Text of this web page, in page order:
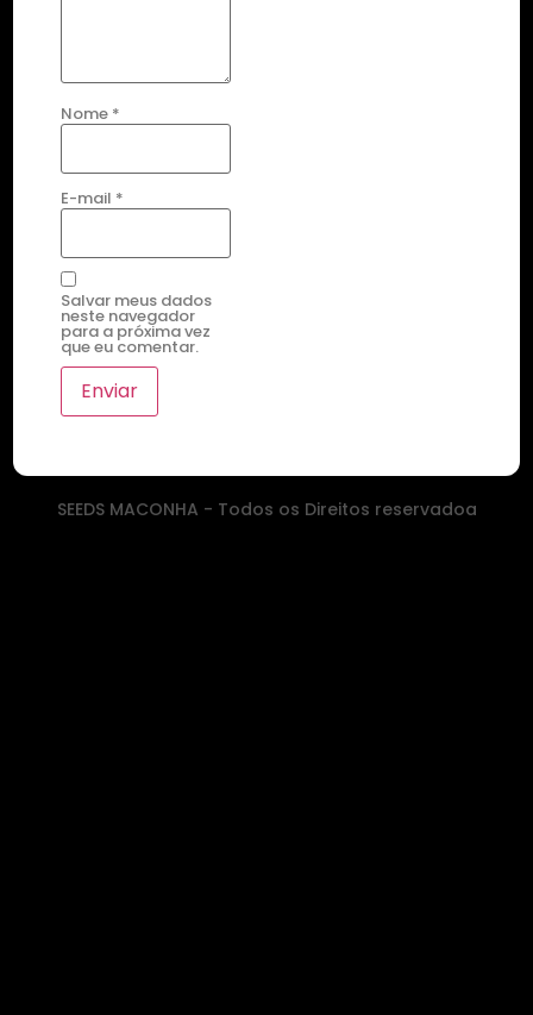
Nome *
E-mail *
Salvar meus dados
neste navegador
para a próxima vez
que eu comentar.
SEEDS MACONHA - Todos os Direitos reservadoa